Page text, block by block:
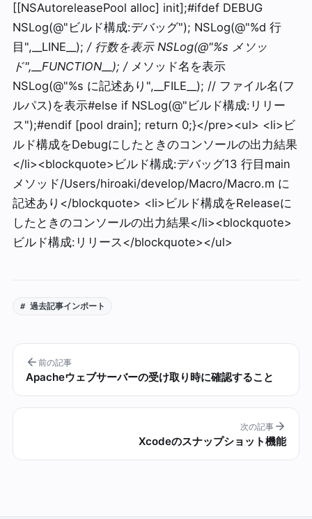
[[NSAutoreleasePool alloc] init];#ifdef DEBUG
NSLog(@"ビルド構成:デバッグ"); NSLog(@"%d 行
目",__LINE__); / 行数を表示 NSLog(@"%s メソッ
ド",__FUNCTION__); /メソッド名を表示
NSLog(@"%s に記述あり",__FILE__); // ファイル名(フ
ルパス)を表示#else if NSLog(@"ビルド構成:リリー
ス");#endif [pool drain]; return 0;}</pre><ul> <li>ビ
ルド構成をDebugにしたときのコンソールの出力結果
</li><blockquote>ビルド構成:デバッグ13 行目main
メソッド/Users/hiroaki/develop/Macro/Macro.m に
記述あり</blockquote> <li>ビルド構成をReleaseに
したときのコンソールの出力結果</li><blockquote>
ビルド構成:リリース</blockquote></ul>
# 過去記事インポート
前の記事
Apacheウェブサーバーの受け取り時に確認すること
次の記事
Xcodeのスナップショット機能